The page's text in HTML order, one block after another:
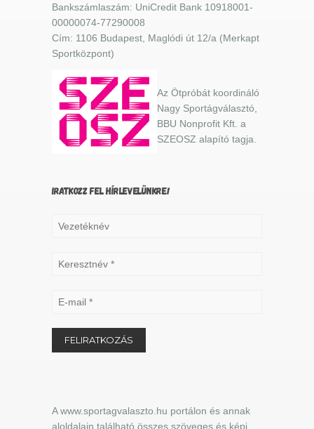
Bankszámlaszám: UniCredit Bank 10918001-
00000074-77290008
Cím: 1106 Budapest, Maglódi út 12/a (Merkapt
Sportközpont)
Az Ötpróbát koordináló
Nagy Sportágválasztó,
BBU Nonprofit Kft. a
SZEOSZ alapító tagja.
IRATKOZZ FEL HÍRLEVELÜNKRE!
A www.sportagvalaszto.hu portálon és annak
aloldalain található összes szöveges és képi